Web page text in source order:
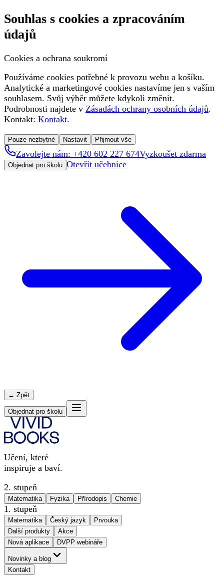
Souhlas s cookies a zpracováním
údajů
Cookies a ochrana soukromí
Používáme cookies potřebné k provozu webu a košíku.
Analytické a marketingové cookies nastavíme jen s vaším
souhlasem. Svůj výběr můžete kdykoli změnit.
Podrobnosti najdete v Zásadách ochrany osobních údajů.
Kontakt: Kontakt.
Pouze nezbytné Nastavit Přijmout vše
Zavolejte nám: +420 602 227 674Vyzkoušet zdarma
Objednat pro školu Otevřít učebnice
← Zpět
Objednat pro školu
Učení, které
inspiruje a baví.
2. stupeň
Matematika Fyzika Přírodopis Chemie
1. stupeň
Matematika Český jazyk
Prvouka
Další produkty
Akce
Nová aplikace
DVPP webináře
Novinky a blog
Kontakt